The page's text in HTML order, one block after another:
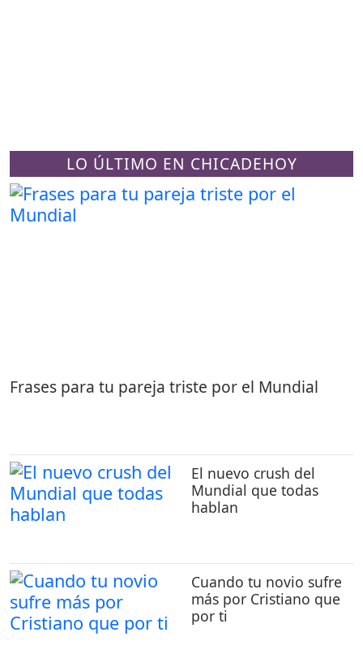
LO ÚLTIMO EN CHICADEHOY
Frases para tu pareja triste por el Mundial
El nuevo crush del
Mundial que todas
hablan
Cuando tu novio sufre
más por Cristiano que
por ti